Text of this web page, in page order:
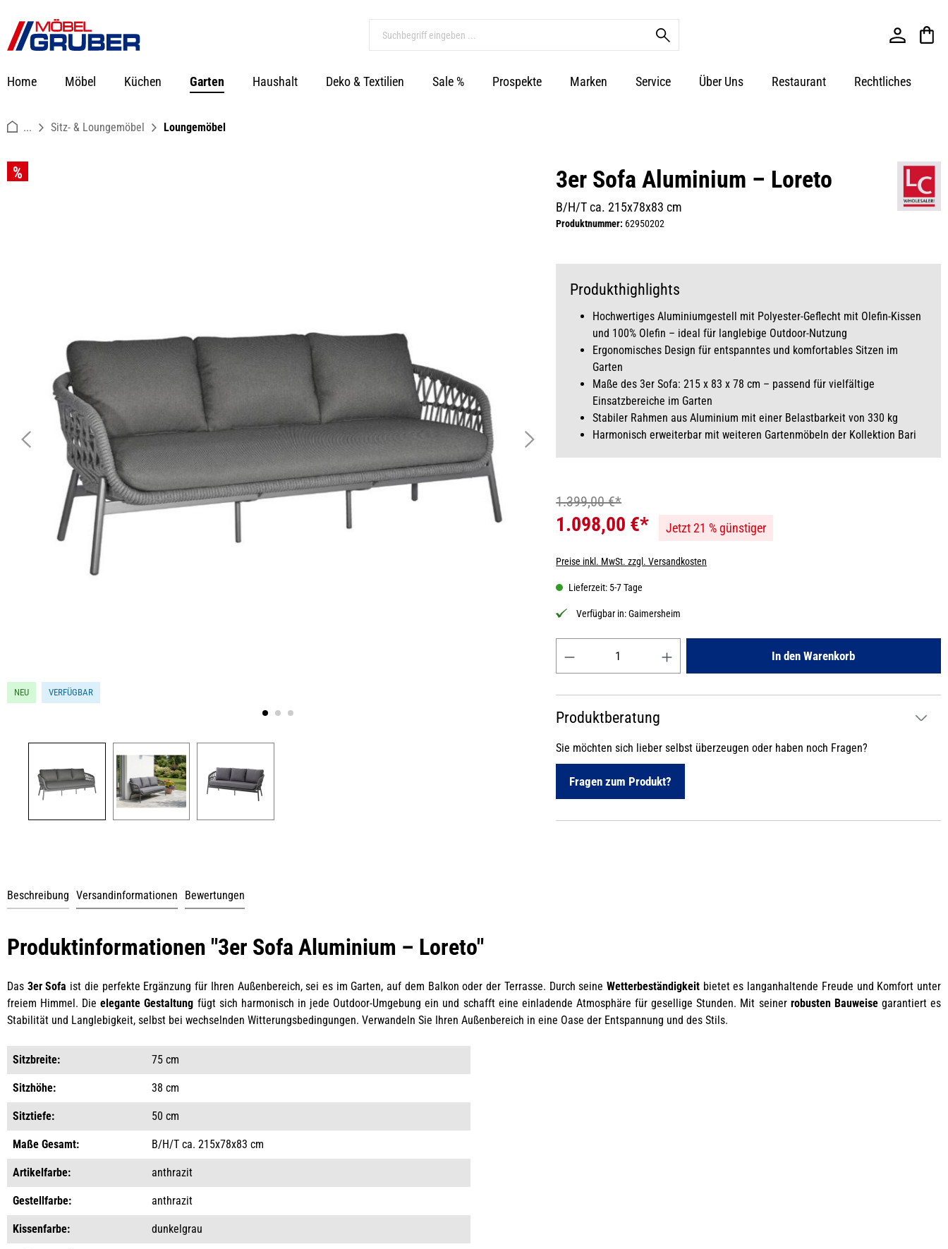
Zur Hauptnavigation springen
Home Möbel Küchen Garten Haushalt Deko & Textilien Sale % Prospekte Marken Service Über Uns Restaurant Rechtliches
... Sitz- & Loungemöbel Loungemöbel
Bildergalerie überspringen
NEU VERFÜGBAR
3er Sofa Aluminium – Loreto
B/H/T ca. 215x78x83 cm
Produktnummer: 62950202
Produkthighlights
Hochwertiges Aluminiumgestell mit Polyester-Geflecht mit Olefin-Kissen
und 100% Olefin – ideal für langlebige Outdoor-Nutzung
Ergonomisches Design für entspanntes und komfortables Sitzen im
Garten
Maße des 3er Sofa: 215 x 83 x 78 cm – passend für vielfältige
Einsatzbereiche im Garten
Stabiler Rahmen aus Aluminium mit einer Belastbarkeit von 330 kg
Harmonisch erweiterbar mit weiteren Gartenmöbeln der Kollektion Bari
1.399,00 €*
1.098,00 €* Jetzt 21 % günstiger
Preise inkl. MwSt. zzgl. Versandkosten
Lieferzeit: 5-7 Tage
Verfügbar in:Gaimersheim
In den Warenkorb
Produktberatung
Sie möchten sich lieber selbst überzeugen oder haben noch Fragen?
Fragen zum Produkt?
Beschreibung Versandinformationen Bewertungen
Produktinformationen "3er Sofa Aluminium – Loreto"
Das 3er Sofa ist die perfekte Ergänzung für Ihren Außenbereich, sei es im Garten, auf dem Balkon oder der Terrasse. Durch seine Wetterbeständigkeitbietet es langanhaltende Freude und Komfort unter
freiem Himmel. Dieelegante Gestaltung fügt sich harmonisch in jede Outdoor-Umgebung ein und schafft eine einladende Atmosphäre für gesellige Stunden. Mit seiner robusten Bauweisegarantiert es
Stabilität und Langlebigkeit, selbst bei wechselnden Witterungsbedingungen. Verwandeln Sie Ihren Außenbereich in eine Oase der Entspannung und des Stils.
Sitzbreite: 75 cm
Sitzhöhe: 38 cm
Sitztiefe: 50 cm
Maße Gesamt: B/H/T ca. 215x78x83 cm
Artikelfarbe: anthrazit
Gestellfarbe: anthrazit
Kissenfarbe: dunkelgrau